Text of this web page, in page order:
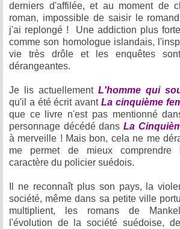
derniers d'affilée, et au moment de
roman, impossible de saisir le
j'ai replongé ! Une addiction plus
comme son homologue islandais,
vie très drôle et les enquêtes
dérangeantes.
Je lis actuellement L'homme qui
qu'il a été écrit avantLa cinquième
que ce livre n'est pas mentionné
personnage décédé dansLa
à merveille ! Mais bon, cela ne me
me permet de mieux comprendre
caractère du policier suédois.
Il ne reconnaît plus son pays, la
société, même dans sa petite ville
multiplient, les romans de
l'évolution de la société suédoise,